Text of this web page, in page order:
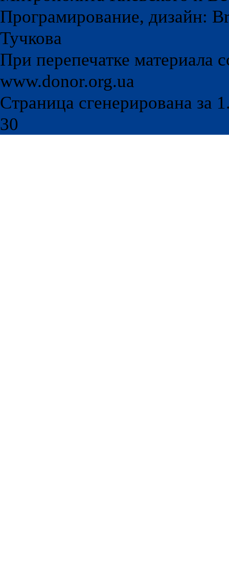
Програмирование, дизайн:
Тучкова
При перепечатке материала
www.donor.org.ua
Страница сгенерирована за
30